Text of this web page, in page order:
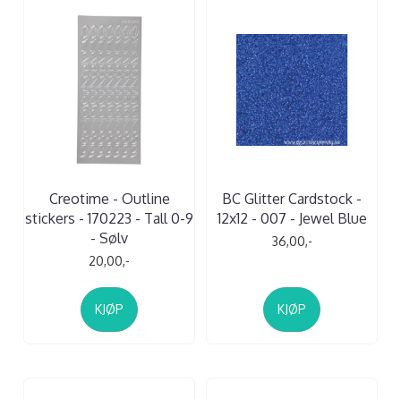
Creotime - Outline
stickers - 170223 - Tall 0-9
- Sølv
20,00,-
KJØP
BC Glitter Cardstock -
12x12 - 007 - Jewel Blue
36,00,-
KJØP